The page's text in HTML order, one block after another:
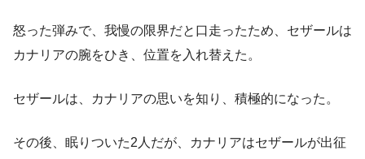
怒った弾みで、我慢の限界だと口走ったため、セザールは
カナリアの腕をひき、位置を入れ替えた。
セザールは、カナリアの思いを知り、積極的になった。
その後、眠りついた2人だが、カナリアはセザールが出征